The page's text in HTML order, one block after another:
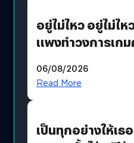
อยู่ไม่ไหว อยู่ไม่ไ
แพงทำวงการเก
?
06/08/2026
Read More
เป็นทุกอย่างให้เธ